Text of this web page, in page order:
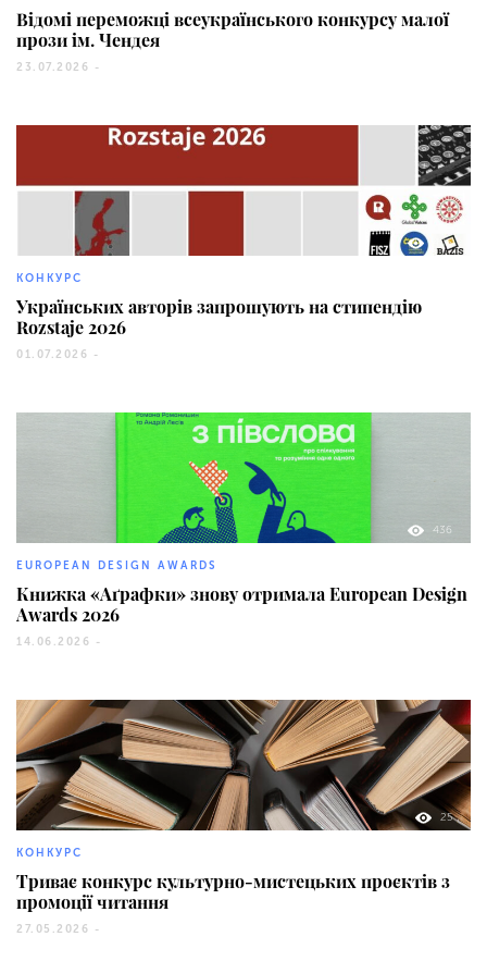
Відомі переможці всеукраїнського конкурсу малої
прози ім. Чендея
23.07.2026 -
406
КОНКУРС
Українських авторів запрошують на стипендію
Rozstaje 2026
01.07.2026 -
436
EUROPEAN DESIGN AWARDS
Книжка «Аґрафки» знову отримала European Design
Awards 2026
14.06.2026 -
25
КОНКУРС
Триває конкурс культурно-мистецьких проєктів з
промоції читання
27.05.2026 -